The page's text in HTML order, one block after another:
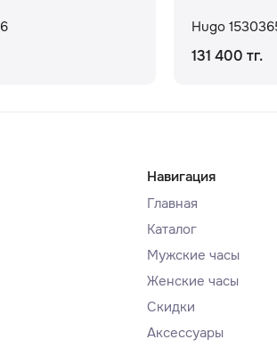
Hugo
131 400 тг.
Навигация
Главная
Каталог
Мужские часы
Женские часы
Скидки
Аксессуары